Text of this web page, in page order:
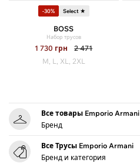
-30% Select ★
BOSS
Набор трусов
1 730 грн
2 471
M, L, XL, 2XL
Все товары Emporio Armani
Бренд
Все Трусы Emporio Armani
Бренд и категория